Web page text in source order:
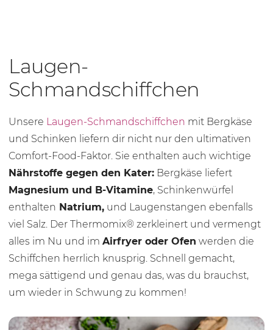
Laugen-
Schmandschiffchen
Unsere Laugen-Schmandschiffchen mit Bergkäse
und Schinken liefern dir nicht nur den ultimativen
Comfort-Food-Faktor. Sie enthalten auch wichtige
Nährstoffe gegen den Kater: Bergkäse liefert
Magnesium und B-Vitamine, Schinkenwürfel
enthalten Natrium, und Laugenstangen ebenfalls
viel Salz. Der Thermomix® zerkleinert und vermengt
alles im Nu und im Airfryer oder Ofen werden die
Schiffchen herrlich knusprig. Schnell gemacht,
mega sättigend und genau das, was du brauchst,
um wieder in Schwung zu kommen!